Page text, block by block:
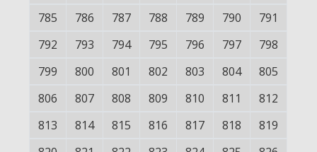
785
786 787 788 789 790
791
792
793 794 795 796 797
798
799
800 801 802 803 804
805
806
807 808 809 810 811
812
813
814 815 816 817 818
819